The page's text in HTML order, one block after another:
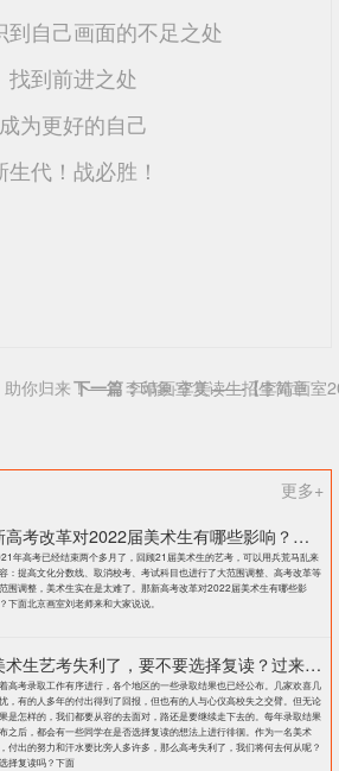
到自己画面的不足之处
找到前进之处
成为更好的自己
生代！战必胜！
助你归来！—— 李靖画室复读生招生简章
下一篇：印象·李美——【李靖画室
更多+
新高考改革对2022届美术生有哪些影响？北京画室刘老师来和大家说说
年高考已经结束两个多月了，回顾21届美术生的艺考，可以用兵荒马乱来
：提高文化分数线、取消校考、考试科目也进行了大范围调整、高考改革等
围调整，美术生实在是太难了。那新高考改革对2022届美术生有哪些影
下面北京画室刘老师来和大家说说。
美术生艺考失利了，要不要选择复读？过来人提出这几点建议
高考录取工作有序进行，各个地区的一些录取结果也已经公布。几家欢喜几
，有的人多年的付出得到了回报，但也有的人与心仪高校失之交臂。但无论
是怎样的，我们都要从容的去面对，路还是要继续走下去的。每年录取结果
之后，都会有一些同学在是否选择复读的想法上进行徘徊。作为一名美术
付出的努力和汗水要比旁人多许多，那么高考失利了，我们将何去何从呢？
择复读吗？下面